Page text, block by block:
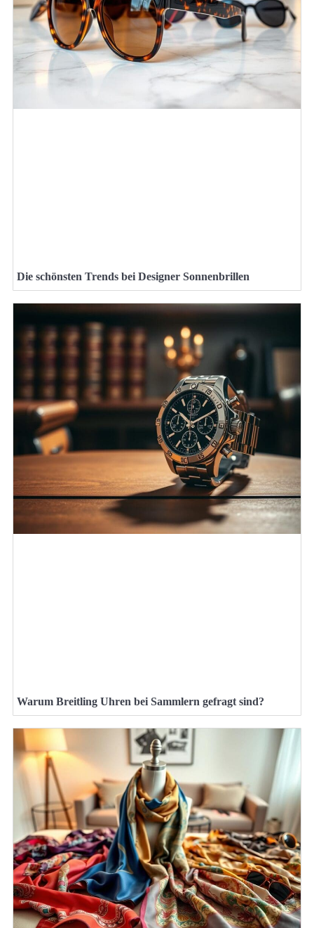
Die schönsten Trends bei Designer Sonnenbrillen
Warum Breitling Uhren bei Sammlern gefragt sind?